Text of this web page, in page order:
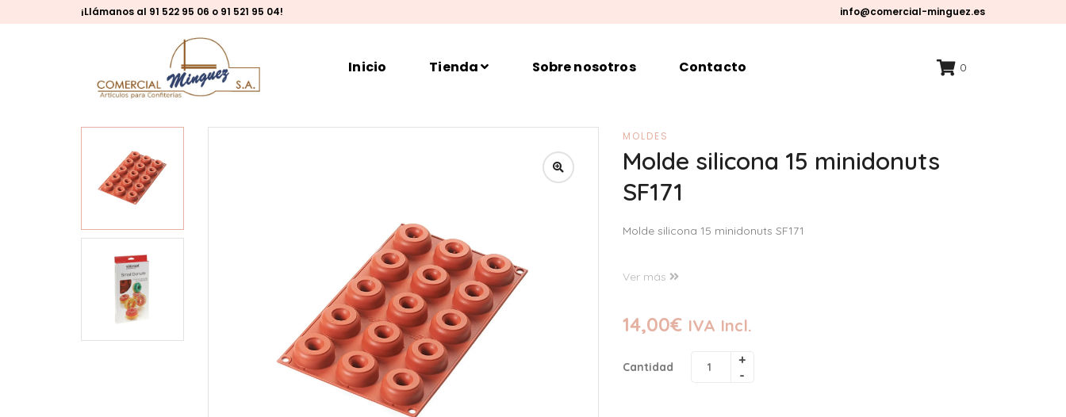
¡Llámanos al 91 522 95 06 o 91 521 95 04! info@comercial-minguez.es
Inicio Tienda Sobre nosotros Contacto 0
MOLDES
Molde silicona 15 minidonuts
SF171
Molde silicona 15 minidonuts SF171
Ver más
14,00€ IVA Incl.
Cantidad